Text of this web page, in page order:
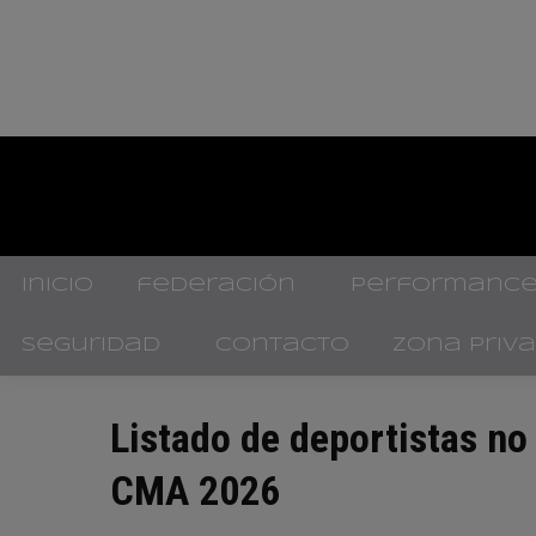
inicio federación
seguridad contacto zona
Listado de deportistas
CMA 2026